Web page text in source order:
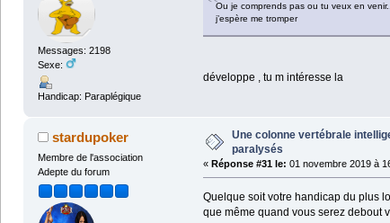
Messages: 2198
Sexe:
Handicap: Paraplégique
Ou je comprends pas ou tu veux en
j’espère me tromper
développe , tu m intéresse la
stardupoker
Membre de l'association
Adepte du forum
Une colonne vertébrale
paralysés
« Réponse #31 le: 01 novembre 2019 à
Quelque soit votre handicap du plus
que même quand vous serez debout